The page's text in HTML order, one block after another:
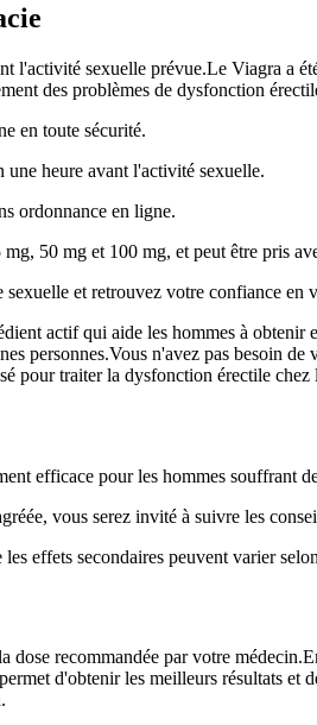
l'activité sexuelle prévue.Le Viagra a
des problèmes de dysfonction
en toute sécurité.
heure avant l'activité sexuelle.
ordonnance en ligne.
50 mg et 100 mg, et peut être pris
et retrouvez votre confiance en
actif qui aide les hommes à
personnes.Vous n'avez pas besoin
pour traiter la dysfonction érectile chez
efficace pour les hommes souffrant
vous serez invité à suivre les
effets secondaires peuvent varier
dose recommandée par votre
d'obtenir les meilleurs résultats